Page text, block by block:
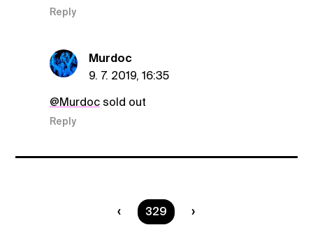
Reply
Murdoc
9. 7. 2019, 16:35
@Murdocsold out
Reply
You are on page
329